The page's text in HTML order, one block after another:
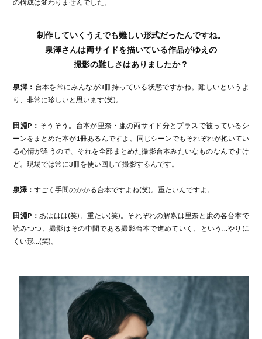
の構成は変わりませんでした。
制作していくうえでも難しい形式だったんですね。
泉澤さんは両サイドを描いている作品がゆえの
撮影の難しさはありましたか？
泉澤： 台本を常にみんなが3冊持っている状態ですかね。難しいというよ
り、非常に珍しいと思います(笑)。
田淵P： そうそう。台本が里奈・廉の両サイド分とプラスで被っているシ
ーンをまとめた本が1冊あるんですよ。同じシーンでもそれぞれが抱いてい
る心情が違うので、それを全部まとめた撮影台本みたいなものなんですけ
ど。現場では常に3冊を使い回して撮影するんです。
泉澤：すごく手間のかかる台本ですよね(笑)。重たいんですよ。
田淵P：あははは(笑)。重たい(笑)。それぞれの解釈は里奈と廉の各台本で
読みつつ、撮影はその中間である撮影台本で進めていく、という…やりに
くい形…(笑)。